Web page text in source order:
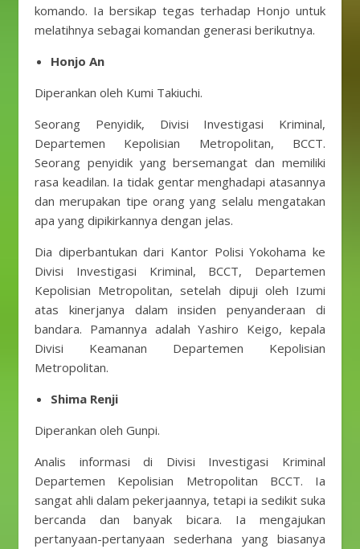
komando. Ia bersikap tegas terhadap Honjo untuk
melatihnya sebagai komandan generasi berikutnya.
Honjo An
Diperankan oleh Kumi Takiuchi.
Seorang Penyidik, Divisi Investigasi Kriminal,
Departemen Kepolisian Metropolitan, BCCT.
Seorang penyidik ​​yang bersemangat dan memiliki
rasa keadilan. Ia tidak gentar menghadapi atasannya
dan merupakan tipe orang yang selalu mengatakan
apa yang dipikirkannya dengan jelas.
Dia diperbantukan dari Kantor Polisi Yokohama ke
Divisi Investigasi Kriminal, BCCT, Departemen
Kepolisian Metropolitan, setelah dipuji oleh Izumi
atas kinerjanya dalam insiden penyanderaan di
bandara. Pamannya adalah Yashiro Keigo, kepala
Divisi Keamanan Departemen Kepolisian
Metropolitan.
Shima Renji
Diperankan oleh Gunpi.
Analis informasi di Divisi Investigasi Kriminal
Departemen Kepolisian Metropolitan BCCT. Ia
sangat ahli dalam pekerjaannya, tetapi ia sedikit suka
bercanda dan banyak bicara. Ia mengajukan
pertanyaan-pertanyaan sederhana yang biasanya